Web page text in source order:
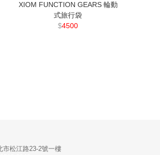
XIOM FUNCTION GEARS 輪動
式旅行袋
$4500
市松江路23-2號一樓